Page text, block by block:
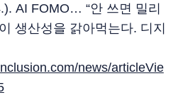
AI FOMO… “안 쓰면 밀리
생산성을 갉아먹는다. 디지
news/articleVie